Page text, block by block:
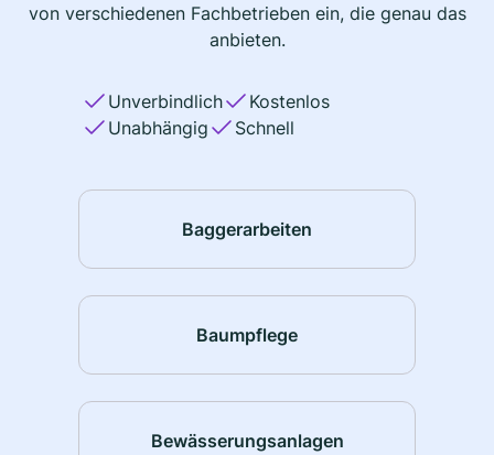
von verschiedenen Fachbetrieben ein, die genau das
anbieten.
Unverbindlich
Kostenlos
Unabhängig
Schnell
Baggerarbeiten
Baumpflege
Bewässerungsanlagen